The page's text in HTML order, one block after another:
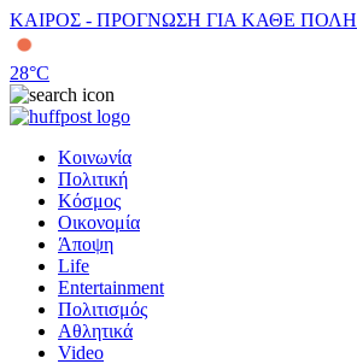
ΚΑΙΡΟΣ - ΠΡΟΓΝΩΣΗ ΓΙΑ ΚΑΘΕ ΠΟΛΗ
28°C
Κοινωνία
Πολιτική
Κόσμος
Οικονομία
Άποψη
Life
Entertainment
Πολιτισμός
Αθλητικά
Video